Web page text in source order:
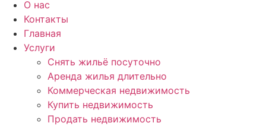
О нас
Контакты
Главная
Услуги
Снять жильё посуточно
Аренда жилья длительно
Коммерческая недвижимость
Купить недвижимость
Продать недвижимость